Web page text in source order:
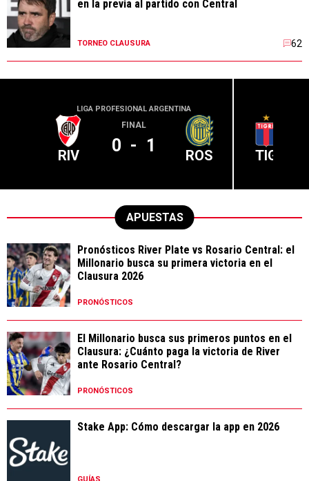
en la previa al partido con Central
TORNEO CLAUSURA 62
LIGA PROFESIONAL ARGENTINA
RIV
FINAL
0 - 1 ROS TIG
APUESTAS
Pronósticos River Plate vs Rosario Central: el
Millonario busca su primera victoria en el
Clausura 2026
PRONÓSTICOS
El Millonario busca sus primeros puntos en el
Clausura: ¿Cuánto paga la victoria de River
ante Rosario Central?
PRONÓSTICOS
Stake App: Cómo descargar la app en 2026